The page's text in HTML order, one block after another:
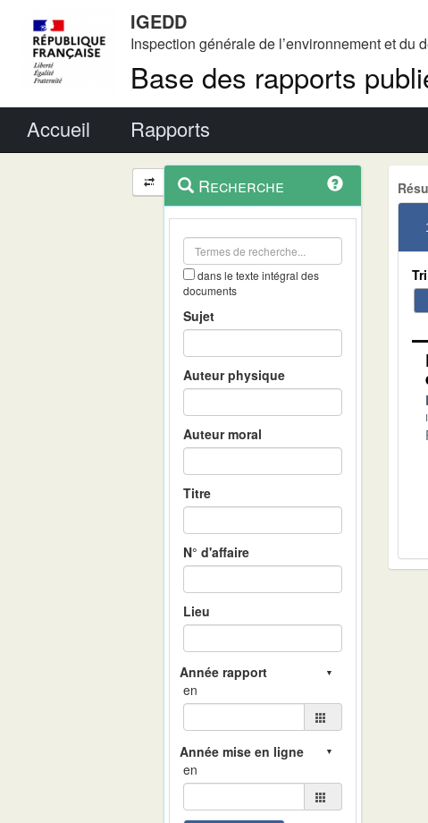
IGEDD
Inspection générale de l’environnement et du
Base des rapports
Accueil Rapports
Navigation
et
outils
contextuel
Recherche
dans le texte intégral des
documents
Sujet
Auteur physique
Auteur moral
Titre
N° d'affaire
Lieu
en
en